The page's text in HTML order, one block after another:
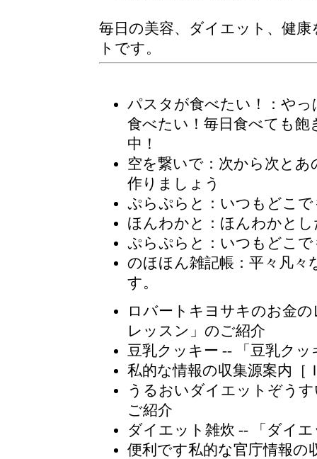
毎日の美容、ダイエット、健
トです。
パスタが食べたい！
：や
食べたい！毎日食べても
中！
空を繋いで：次から次と
作りましょう
ぷらぷらと ：いつもどこ
ほんわかと：ほんわかと
ぷらぷらと ：いつもどこ
のほほん雑記帳：平々凡
す。
ロバートキヨサキのお金
レッスン」のご紹介
豆乳クッキー -- 「豆乳クッ
私的な情報の収集源案内［
うるおいダイエットぞう
ご紹介
ダイエット雑炊 -- 「ダイ
便利です私的な官庁情報の